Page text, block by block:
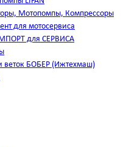
Мотопомпы, Компрессоры
для мотосервиса
для СЕРВИСА
веток БОБЕР (Ижтехмаш)